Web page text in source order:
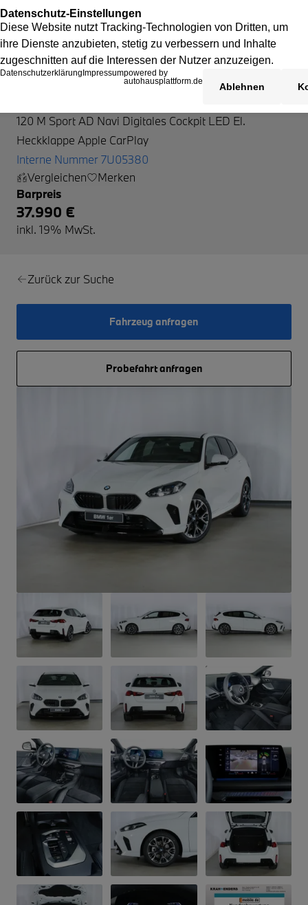
120 M Sport AD Navi Digitales Cockpit LED El.
Heckklappe Apple CarPlay
Interne Nummer 7U05380
Vergleichen
Merken
Barpreis
37.990 €
inkl. 19% MwSt.
Zurück zur Suche
Fahrzeug anfragen
Probefahrt anfragen